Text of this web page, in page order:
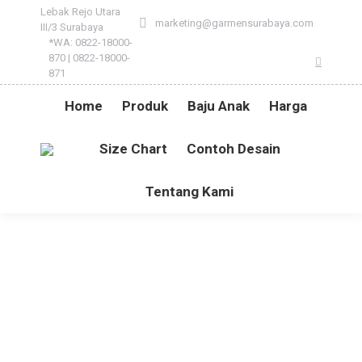
Lebak Rejo Utara
III/3 Surabaya
*WA: 0822-18000-
870 | 0822-18000-
871
marketing@garmensurabaya.com
Home Produk Baju Anak Harga
Size Chart Contoh Desain
Tentang Kami